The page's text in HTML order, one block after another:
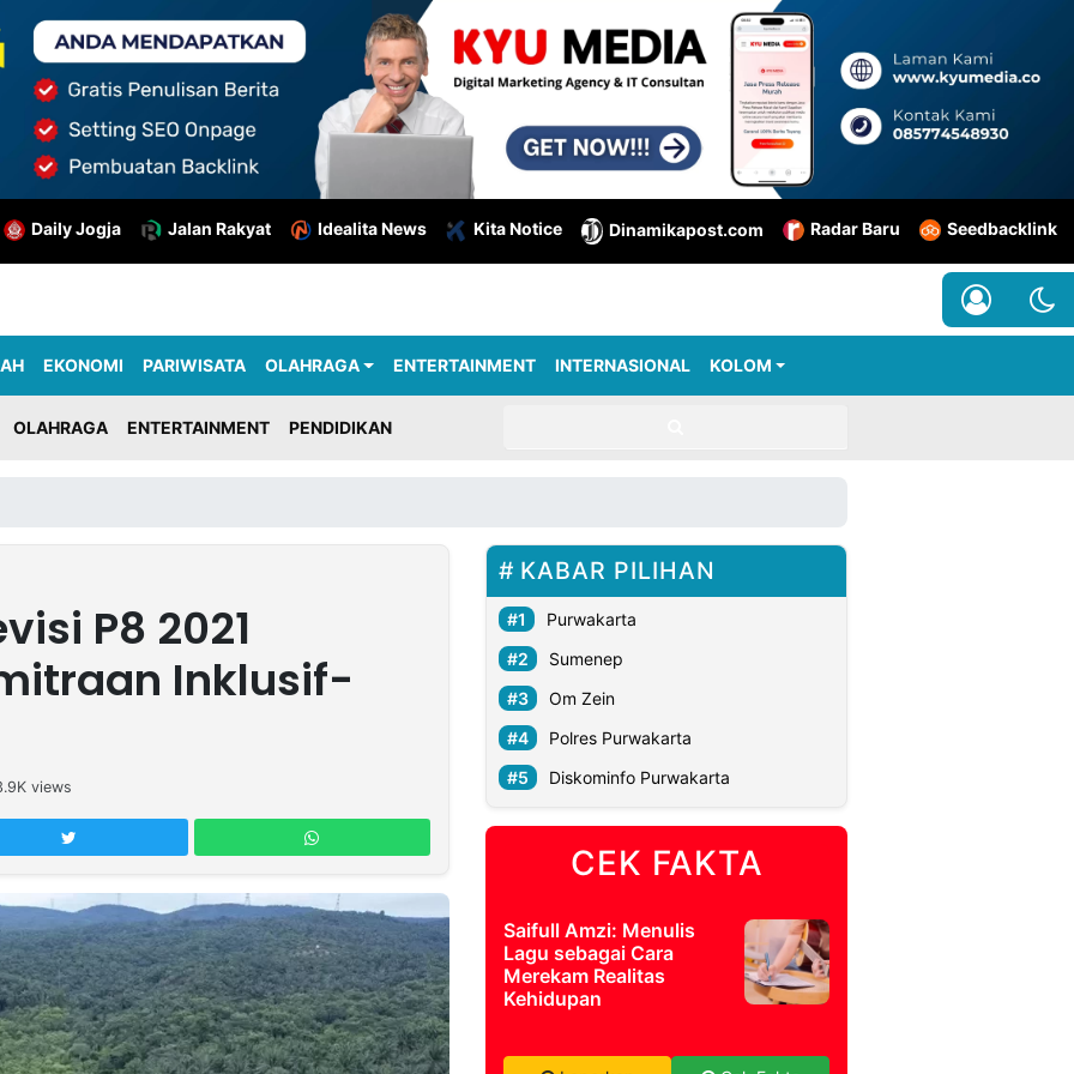
Daily Jogja Jalan Rakyat Idealita News Kita Notice Dinamikapost.com Radar Baru Seedbacklink
EKONOMI PARIWISATA OLAHRAGA ENTERTAINMENT INTERNASIONAL KOLOM
OLAHRAGA ENTERTAINMENT PENDIDIKAN
P8 2021
Inklusif-
views
KABAR PILIHAN
Purwakarta
Sumenep
Om Zein
Polres Purwakarta
Diskominfo Purwakarta
CEK FAKTA
Saifull Amzi: Menulis
Lagu sebagai Cara
Merekam Realitas
Kehidupan